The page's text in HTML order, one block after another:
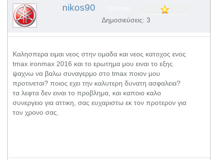
nikos90
Δημοσιεύσεις: 3
Καλησπερα ειμαι νεος στην ομαδα και νεος κατοχος ενος
tmax ironmax 2016 και το ερωτημα μου ειναι το εξης
ψαχνω να βαλω συναγερμο στο tmax ποιον μου
προτινεται? ποιος εχει την καλυτερη δυνατη ασφαλεια?
τα λεφτα δεν ειναι το προβλημα, και καποιο καλο
συνεργειο για αττικη, σας ευχαριστω εκ τον προτερον για
τον χρονο σας.